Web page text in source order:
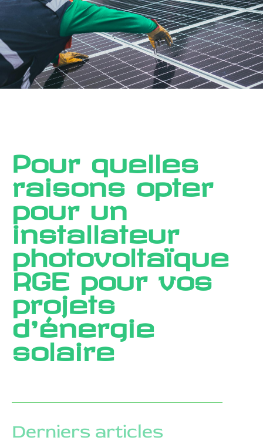
Pour quelles
raisons opter
pour un
installateur
photovoltaïque
RGE pour vos
projets
d’énergie
solaire
Derniers articles